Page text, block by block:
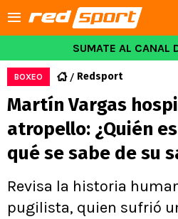
SUMATE AL CANAL
BOXEO Redsport
Martín Vargas
atropello: ¿Quién
qué se sabe de su
Revisa la historia
pugilista, quien sufrió